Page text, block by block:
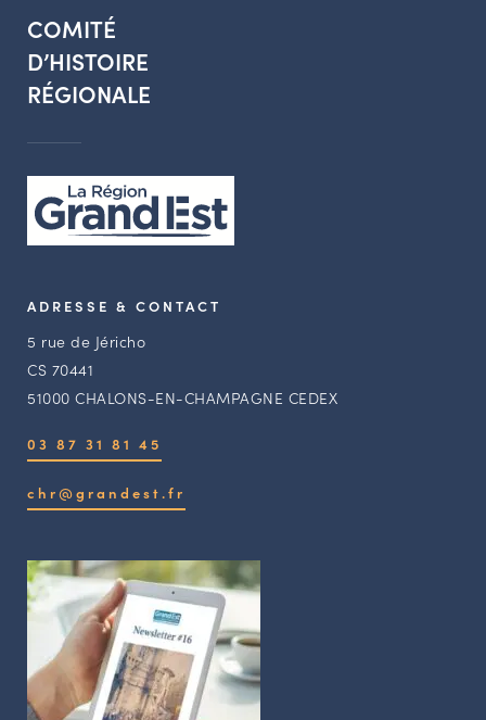
COMITÉ
D’HISTOIRE
RÉGIONALE
ADRESSE & CONTACT
5 rue de Jéricho
CS 70441
51000 CHALONS-EN-CHAMPAGNE CEDEX
03 87 31 81 45
chr@grandest.fr